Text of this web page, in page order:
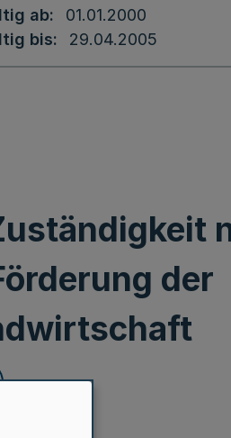
ab
01.01.2000
bis
29.04.2005
der